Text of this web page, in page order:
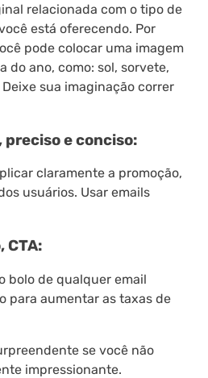
relacionada com o tipo de
está oferecendo. Por
pode colocar uma imagem
do ano, como: sol, sorvete,
sua imaginação correr
e conciso:
claramente a promoção,
usuários. Usar emails
CTA:
bolo de qualquer email
para aumentar as taxas de
se você não
impressionante.